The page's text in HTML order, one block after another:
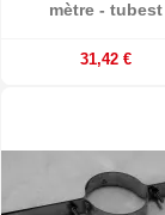
mètre - tubest
31,42 €